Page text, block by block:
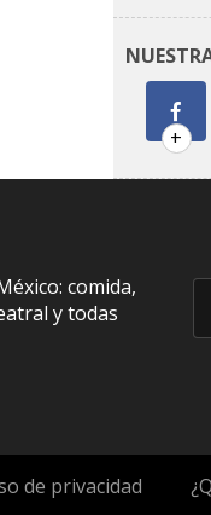
+
comida,
y todas
de privacidad